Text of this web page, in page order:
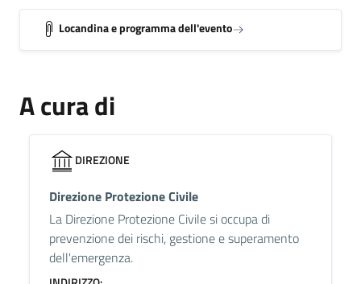
Locandina e programma dell'evento
A cura di
DIREZIONE
Direzione Protezione Civile
La Direzione Protezione Civile si occupa di
prevenzione dei rischi, gestione e superamento
dell'emergenza.